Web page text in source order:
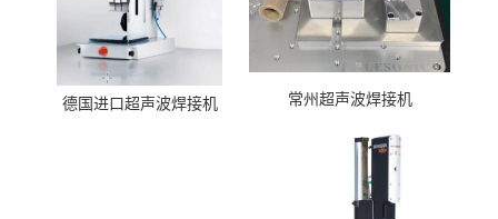
德国进口超声波焊接机 常州超声波焊接机